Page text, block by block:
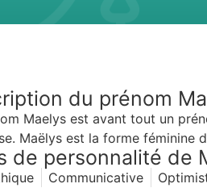
du prénom
Maelys est avant tout un
Maëlys est la forme féminine
de personnalité de
Communicative